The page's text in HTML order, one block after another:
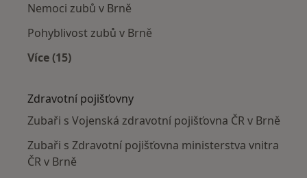
Nemoci zubů v Brně
Pohyblivost zubů v Brně
Více (15)
Zdravotní pojišťovny
Zubaři s Vojenská zdravotní pojišťovna ČR v Brně
Zubaři s Zdravotní pojišťovna ministerstva vnitra
ČR v Brně